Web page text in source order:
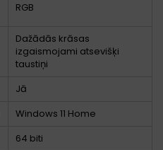
RGB
Dažādās krāsas
izgaismojami atsevišķi
taustiņi
Jā
Windows 11 Home
64 biti